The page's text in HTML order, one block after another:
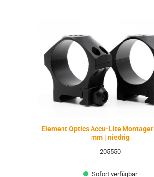
Element Optics Accu-Lite
mm | niedrig
205550
Sofort verfügbar